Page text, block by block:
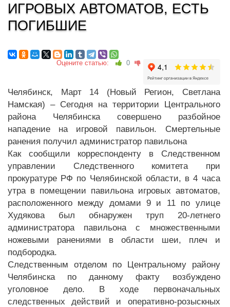
ИГРОВЫХ АВТОМАТОВ, ЕСТЬ
ПОГИБШИЕ
Оцените статью: 0
Челябинск, Март 14 (Новый Регион, Светлана
Намская) – Сегодня на территории Центрального
района Челябинска совершено разбойное
нападение на игровой павильон. Смертельные
ранения получил администратор павильона
Как сообщили корреспонденту в Следственном
управлении Следственного комитета при
прокуратуре РФ по Челябинской области, в 4 часа
утра в помещении павильона игровых автоматов,
расположенного между домами 9 и 11 по улице
Худякова был обнаружен труп 20-летнего
администратора павильона с множественными
ножевыми ранениями в области шеи, плеч и
подбородка.
Следственным отделом по Центральному району
Челябинска по данному факту возбуждено
уголовное дело. В ходе первоначальных
следственных действий и оперативно-розыскных